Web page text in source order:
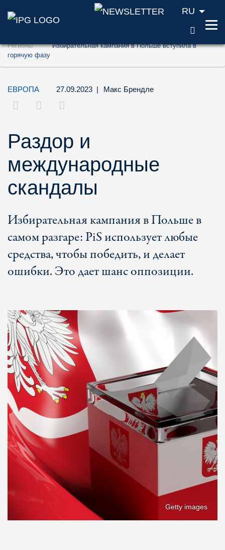
Перейти к содержанию (ключ доступа
Перейти к поиску (ключ доступа '2')
RU
Регионы
Избирательная кампания в Польше вступила в
горячую фазу
ЕВРОПА 27.09.2023 | Макс Брендле
Раздор и
международные
скандалы
Избирательная кампания в Польше в
самом разгаре: PiS использует любые
средства, чтобы победить, и делает
ошибки. Это дает шанс оппозиции.
Getty images